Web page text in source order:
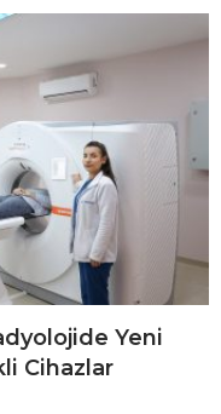
Yeni
Cihazlar